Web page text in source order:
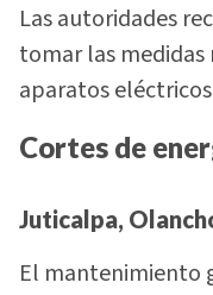
Las autoridades
tomar las medidas
aparatos
Cortes de
Juticalpa,
El mantenimiento